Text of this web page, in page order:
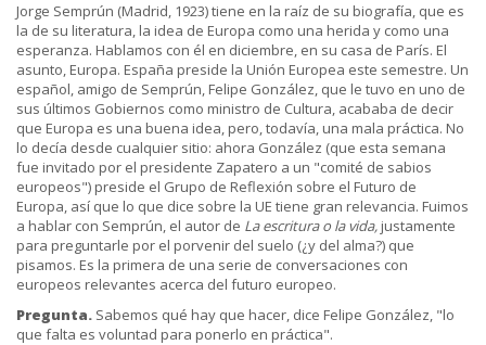
Jorge Semprún (Madrid, 1923) tiene en la raíz de su biografía, que es
la de su literatura, la idea de Europa como una herida y como una
esperanza. Hablamos con él en diciembre, en su casa de París. El
asunto, Europa. España preside la Unión Europea este semestre. Un
español, amigo de Semprún, Felipe González, que le tuvo en uno de
sus últimos Gobiernos como ministro de Cultura, acababa de decir
que Europa es una buena idea, pero, todavía, una mala práctica. No
lo decía desde cualquier sitio: ahora González (que esta semana
fue invitado por el presidente Zapatero a un "comité de sabios
europeos") preside el Grupo de Reflexión sobre el Futuro de
Europa, así que lo que dice sobre la UE tiene gran relevancia. Fuimos
a hablar con Semprún, el autor de La escritura o la vida, justamente
para preguntarle por el porvenir del suelo (¿y del alma?) que
pisamos. Es la primera de una serie de conversaciones con
europeos relevantes acerca del futuro europeo.
Pregunta. Sabemos qué hay que hacer, dice Felipe González, "lo
que falta es voluntad para ponerlo en práctica".